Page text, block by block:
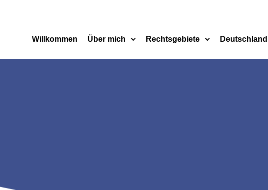
Willkommen Über mich Rechtsgebiete